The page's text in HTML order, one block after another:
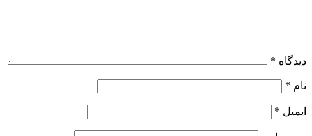
دیدگاه *
نام *
ایمیل *